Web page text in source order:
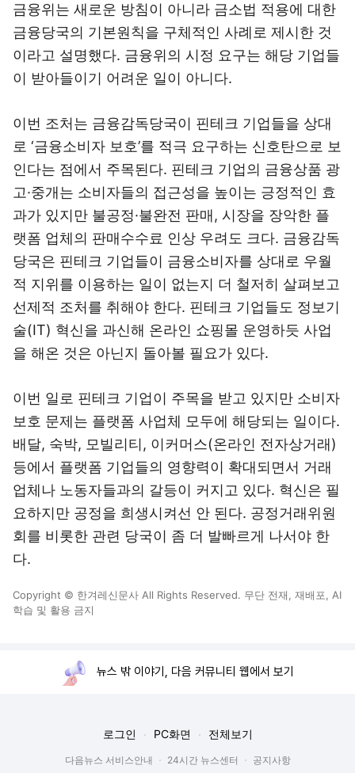
금융위는 새로운 방침이 아니라 금소법 적용에 대한
금융당국의 기본원칙을 구체적인 사례로 제시한 것
이라고 설명했다. 금융위의 시정 요구는 해당 기업들
이 받아들이기 어려운 일이 아니다.
이번 조처는 금융감독당국이 핀테크 기업들을 상대
로 ‘금융소비자 보호’를 적극 요구하는 신호탄으로 보
인다는 점에서 주목된다. 핀테크 기업의 금융상품 광
고·중개는 소비자들의 접근성을 높이는 긍정적인 효
과가 있지만 불공정·불완전 판매, 시장을 장악한 플
랫폼 업체의 판매수수료 인상 우려도 크다. 금융감독
당국은 핀테크 기업들이 금융소비자를 상대로 우월
적 지위를 이용하는 일이 없는지 더 철저히 살펴보고
선제적 조처를 취해야 한다. 핀테크 기업들도 정보기
술(IT) 혁신을 과신해 온라인 쇼핑몰 운영하듯 사업
을 해온 것은 아닌지 돌아볼 필요가 있다.
이번 일로 핀테크 기업이 주목을 받고 있지만 소비자
보호 문제는 플랫폼 사업체 모두에 해당되는 일이다.
배달, 숙박, 모빌리티, 이커머스(온라인 전자상거래)
등에서 플랫폼 기업들의 영향력이 확대되면서 거래
업체나 노동자들과의 갈등이 커지고 있다. 혁신은 필
요하지만 공정을 희생시켜선 안 된다. 공정거래위원
회를 비롯한 관련 당국이 좀 더 발빠르게 나서야 한
다.
Copyright © 한겨레신문사 All Rights Reserved. 무단 전재, 재배포, AI
학습 및 활용 금지
뉴스 밖 이야기, 다음 커뮤니티 웹에서 보기
로그인 PC화면 전체보기
다음뉴스 서비스안내 24시간 뉴스센터
공지사항